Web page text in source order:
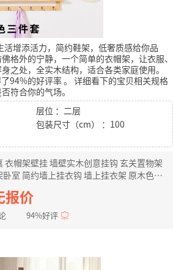
增添活力，简约鞋架，低奢质感给你品
格外的宁静，一个简单的衣帽架，让衣服、
之处，全实木结构，适合各类家庭使用。
94%的好评率。 详细看下的宝贝相关规格
符合你的气场。
层位 ：二层
包装尺寸（cm） ：100
衣帽架壁挂 墙壁实木创意挂钩 玄关置物架
卧室 简约墙上挂衣钩 墙上挂衣架 原木色三
报价
94%好评